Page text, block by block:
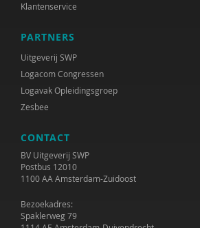
Gerard Alderliefste
Erik Alink
Astrid Altena
Mariët an Rossum
Ria Andrews
Nynke Andringa
Klantenservice
PARTNERS
Uitgeverij SWP
Logacom Congressen
Logavak Opleidingsgroep
Zesbee
CONTACT
BV Uitgeverij SWP
Postbus 12010
1100 AA Amsterdam-Zuidoost
Bezoekadres:
Spaklerweg 79